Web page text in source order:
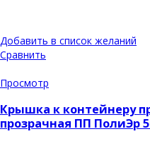
Добавить в список желаний
Сравнить
Просмотр
Крышка к контейнеру
прозрачная ПП ПолиЭр